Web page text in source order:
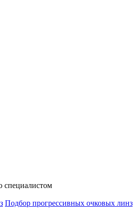
специалистом
Подбор прогрессивных очковых линз